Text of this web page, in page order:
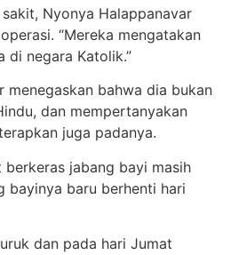
Nyonya Halappanavar
“Mereka mengatakan
di negara Katolik.”
menegaskan bahwa dia bukan
dan mempertanyakan
juga padanya.
jabang bayi masih
bayinya baru berhenti hari
dan pada hari Jumat